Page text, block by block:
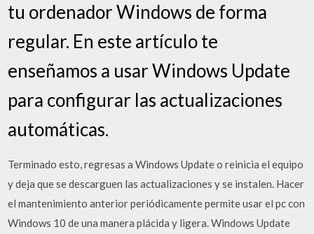
tu ordenador Windows de forma
regular. En este artículo te
enseñamos a usar Windows Update
para configurar las actualizaciones
automáticas.
Terminado esto, regresas a Windows Update o reinicia el equipo
y deja que se descarguen las actualizaciones y se instalen. Hacer
el mantenimiento anterior periódicamente permite usar el pc con
Windows 10 de una manera plácida y ligera. Windows Update